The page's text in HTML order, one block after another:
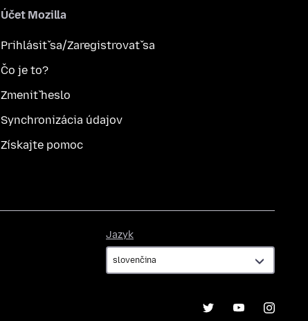
Účet Mozilla
Prihlásiť sa/Zaregistrovať sa
Čo je to?
Zmeniť heslo
Synchronizácia údajov
Získajte pomoc
Jazyk